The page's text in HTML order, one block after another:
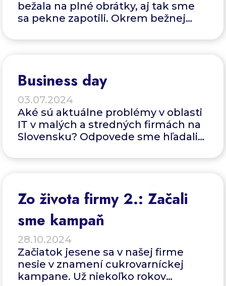
bežala na plné obrátky, aj tak sme
sa pekne zapotili. Okrem bežnej
sme ešte absolvovali hustú a
Business day
03.07.2024
Aké sú aktuálne problémy v oblasti
IT v malých a stredných firmách na
Slovensku? Odpovede sme hľadali
Zo života firmy 2.: Začali
sme kampaň
28.10.2024
Začiatok jesene sa v našej firme
nesie v znamení cukrovarníckej
kampane. Už niekoľko rokov